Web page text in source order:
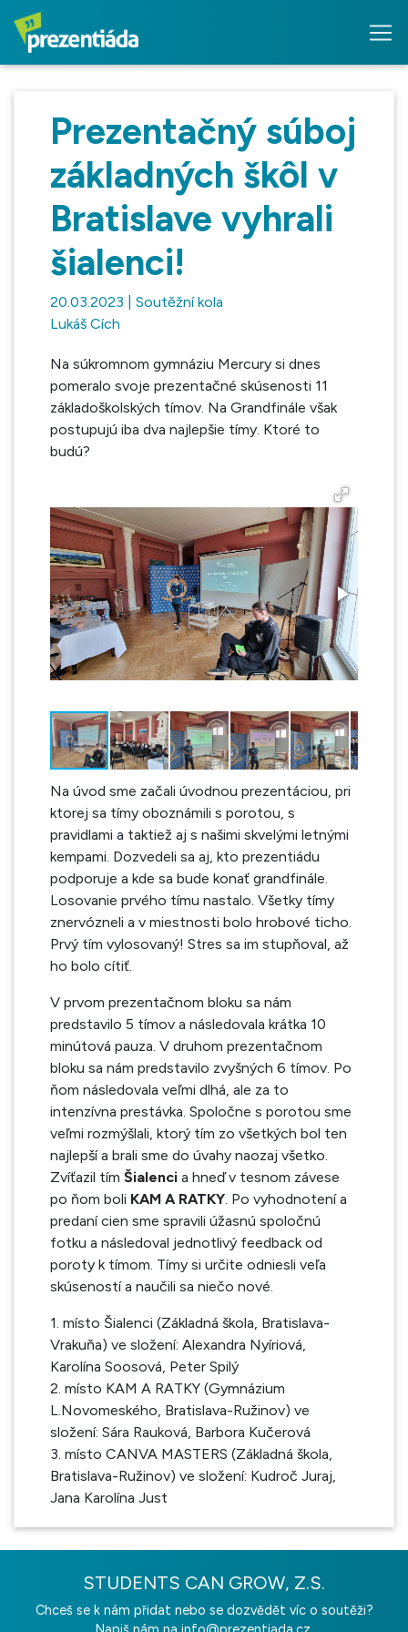
Prezentačný súboj
základných škôl v
Bratislave vyhrali
šialenci!
20.03.2023 | Soutěžní kola
Lukáš Cích
Na súkromnom gymnáziu Mercury si dnes
pomeralo svoje prezentačné skúsenosti 11
základoškolských tímov. Na Grandfinále však
postupujú iba dva najlepšie tímy. Ktoré to
budú?
Na úvod sme začali úvodnou prezentáciou, pri
ktorej sa tímy oboznámili s porotou, s
pravidlami a taktiež aj s našimi skvelými letnými
kempami. Dozvedeli sa aj, kto prezentiádu
podporuje a kde sa bude konať grandfinále.
Losovanie prvého tímu nastalo. Všetky tímy
znervózneli a v miestnosti bolo hrobové ticho.
Prvý tím vylosovaný! Stres sa im stupňoval, až
ho bolo cítiť.
V prvom prezentačnom bloku sa nám
predstavilo 5 tímov a následovala krátka 10
minútová pauza. V druhom prezentačnom
bloku sa nám predstavilo zvyšných 6 tímov. Po
ňom následovala veľmi dlhá, ale za to
intenzívna prestávka. Spoločne s porotou sme
veľmi rozmýšlali, ktorý tím zo všetkých bol ten
najlepší a brali sme do úvahy naozaj všetko.
Zvíťazil tím Šialenci a hneď v tesnom závese
po ňom boli KAM A RATKY. Po vyhodnotení a
predaní cien sme spravili úžasnú spoločnú
fotku a následoval jednotlivý feedback od
poroty k tímom. Tímy si určite odniesli veľa
skúseností a naučili sa niečo nové.
1. místo Šialenci (Základná škola, Bratislava-
Vrakuňa) ve složení: Alexandra Nyíriová,
Karolína Soosová, Peter Spilý
2. místo KAM A RATKY (Gymnázium
L.Novomeského, Bratislava-Ružinov) ve
složení: Sára Rauková, Barbora Kučerová
3. místo CANVA MASTERS (Základná škola,
Bratislava-Ružinov) ve složení: Kudroč Juraj,
Jana Karolína Just
STUDENTS CAN GROW, Z.S.
Chceš se k nám přidat nebo se dozvědět víc o soutěži?